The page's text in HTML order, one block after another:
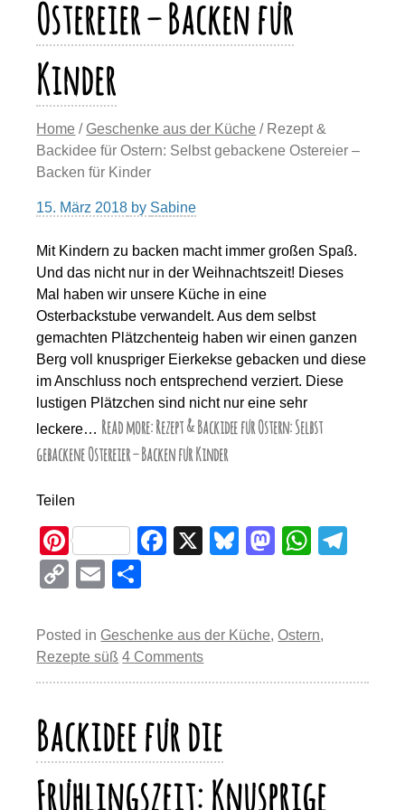
Ostereier – Backen für
Kinder
Home / Geschenke aus der Küche / Rezept &
Backidee für Ostern: Selbst gebackene Ostereier –
Backen für Kinder
15. März 2018 by Sabine
Mit Kindern zu backen macht immer großen Spaß.
Und das nicht nur in der Weihnachtszeit! Dieses
Mal haben wir unsere Küche in eine
Osterbackstube verwandelt. Aus dem selbst
gemachten Plätzchenteig haben wir einen ganzen
Berg voll knuspriger Eierkekse gebacken und diese
im Anschluss noch entsprechend verziert. Diese
lustigen Plätzchen sind nicht nur eine sehr
leckere… Read more: Rezept & Backidee für Ostern: Selbst
gebackene Ostereier – Backen für Kinder
Teilen
Pi
nt
er
e
st
F
e
b
o
o
k
X
Bl
sk
M
o
o
W
s
p
m
C
p
y
Li
n
k
E
ail e
n
Posted in Geschenke aus der Küche,Ostern,
Rezepte süß 4 Comments
Backidee für die
Frühlingszeit: Knusprige